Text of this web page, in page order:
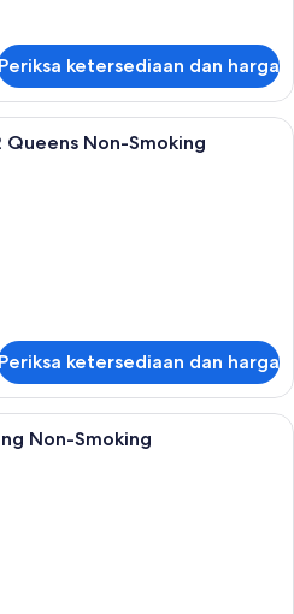
ketersediaan dan harga
Bantalan ekstra lembut, brankas,
Queens Non-Smoking
ketersediaan dan harga
Palace Strip View Room 1 King
Non-Smoking